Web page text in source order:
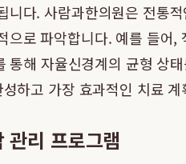
니다. 사람과한의원은 전통
으로 파악합니다. 예를 들
통해 자율신경계의 균형 상
하고 가장 효과적인 치료
관리 프로그램